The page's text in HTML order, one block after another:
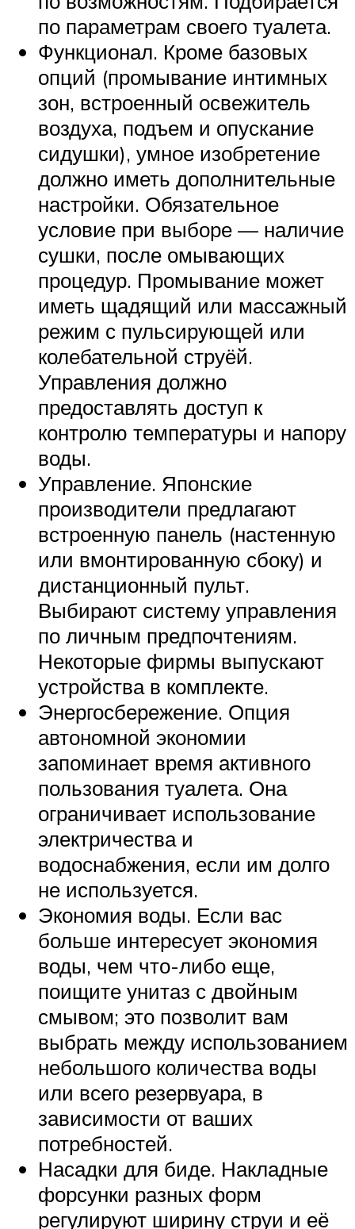
по параметрам своего туалета.
Функционал. Кроме базовых
опций (промывание интимных
зон, встроенный освежитель
воздуха, подъем и опускание
сидушки), умное изобретение
должно иметь дополнительные
настройки. Обязательное
условие при выборе — наличие
сушки, после омывающих
процедур. Промывание может
иметь щадящий или массажный
режим с пульсирующей или
колебательной струёй.
Управления должно
предоставлять доступ к
контролю температуры и напору
воды.
Управление. Японские
производители предлагают
встроенную панель (настенную
или вмонтированную сбоку) и
дистанционный пульт.
Выбирают систему управления
по личным предпочтениям.
Некоторые фирмы выпускают
устройства в комплекте.
Энергосбережение. Опция
автономной экономии
запоминает время активного
пользования туалета. Она
ограничивает использование
электричества и
водоснабжения, если им долго
не используется.
Экономия воды. Если вас
больше интересует экономия
воды, чем что-либо еще,
поищите унитаз с двойным
смывом; это позволит вам
выбрать между использованием
небольшого количества воды
или всего резервуара, в
зависимости от ваших
потребностей.
Насадки для биде. Накладные
форсунки разных форм
регулируют ширину струи и её